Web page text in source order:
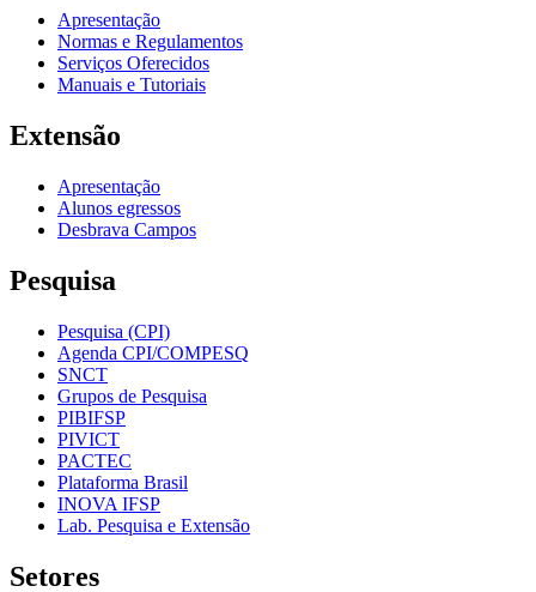
Apresentação
Normas e Regulamentos
Serviços Oferecidos
Manuais e Tutoriais
Extensão
Apresentação
Alunos egressos
Desbrava Campos
Pesquisa
Pesquisa (CPI)
Agenda CPI/COMPESQ
SNCT
Grupos de Pesquisa
PIBIFSP
PIVICT
PACTEC
Plataforma Brasil
INOVA IFSP
Lab. Pesquisa e Extensão
Setores